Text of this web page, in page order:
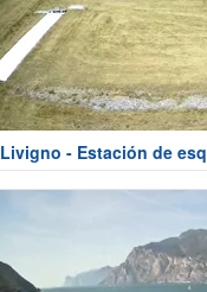
Livigno - Estación de